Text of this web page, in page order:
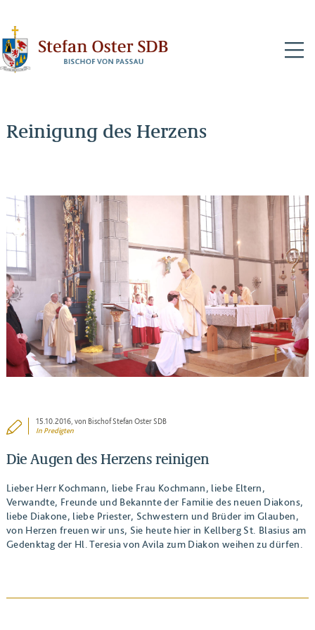
Reinigung des Herzens
15.10.2016, von Bischof Stefan Oster SDB
In Predigten
Die Augen des Herzens reinigen
Lieber Herr Kochmann, liebe Frau Kochmann, liebe Eltern,
Verwandte, Freunde und Bekannte der Familie des neuen Diakons,
liebe Diakone, liebe Priester, Schwestern und Brüder im Glauben,
von Herzen freuen wir uns, Sie heute hier in Kellberg St. Blasius am
Gedenktag der Hl. Teresia von Avila zum Diakon weihen zu dürfen.